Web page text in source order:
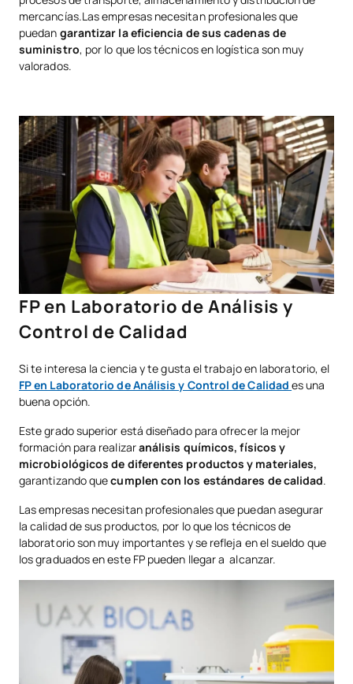
mercancías.Las empresas necesitan profesionales que
puedan garantizar la eficiencia de sus cadenas de
suministro, por lo que los técnicos en logística son muy
valorados.
FP en Laboratorio de Análisis y
Control de Calidad
Si te interesa la ciencia y te gusta el trabajo en laboratorio, el
FP en Laboratorio de Análisis y Control de Calidades una
buena opción.
Este grado superior está diseñado para ofrecer la mejor
formación para realizaranálisis químicos, físicos y
microbiológicos de diferentes productos y materiales,
garantizando quecumplen con los estándares de calidad.
Las empresas necesitan profesionales que puedan asegurar
la calidad de sus productos, por lo que los técnicos de
laboratorio son muy importantes y se refleja en el sueldo que
los graduados en este FP pueden llegar a alcanzar.